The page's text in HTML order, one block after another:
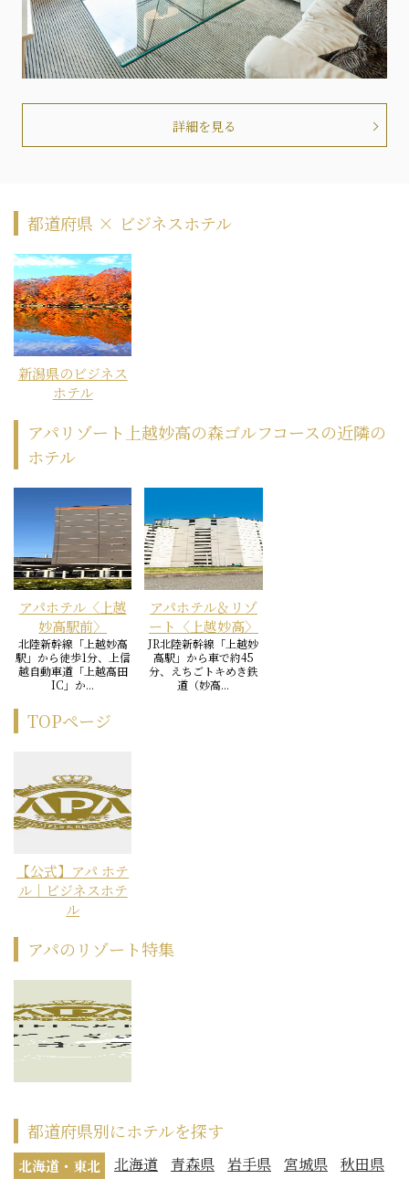
詳細を見る
都道府県 × ビジネスホテル
新潟県のビジネス
ホテル
アパリゾート上越妙高の森ゴルフコースの近隣の
ホテル
アパホテル〈上越
妙高駅前〉
北陸新幹線「上越妙高
駅」から徒歩1分、上信
越自動車道「上越高田
IC」か...
アパホテル＆リゾ
ート〈上越妙高〉
JR北陸新幹線「上越妙
高駅」から車で約45
分、えちごトキめき鉄
道（妙高...
TOPページ
【公式】アパ ホテ
ル｜ビジネスホテ
ル
アパのリゾート特集
都道府県別にホテルを探す
北海道・東北 北海道 青森県 岩手県 宮城県
秋田県